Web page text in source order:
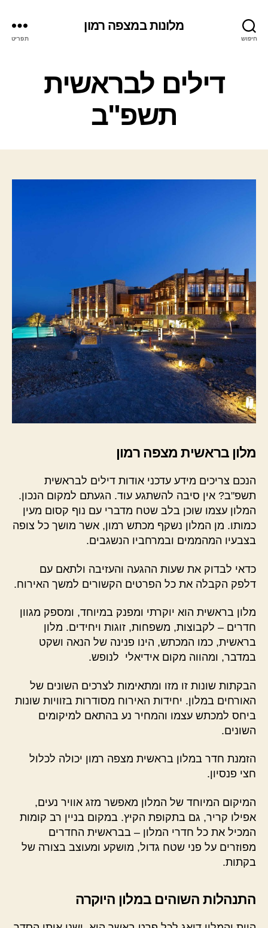
חיפוש
מלונות במצפה רמון
תפריט
ק
ט
ו
ר
ו
דילים לבראשית
תשפ"ב
מלון בראשית מצפה רמון
הנכם צריכים מידע עדכני אודות דילים לבראשית
תשפ"ב? אין סיבה להשתגע עוד. הגעתם למקום הנכון.
המלון עצמו שוכן בלב שטח מדברי עם נוף קסום מעין
כמותו. מן המלון נשקף מכתש רמון, אשר מושך כל צופה
בצבעיו המהממים ובמרחביו הנשגבים.
כדאי לבדוק את שעות ההגעה והעזיבה ולתאם עם
דלפק הקבלה את כל הפרטים הקשורים למשך האירוח.
מלון בראשית הוא יוקרתי ומפנק במיוחד, ומספק מגוון
חדרים – לקבוצות, משפחות, זוגות ויחידים. מלון
בראשית, כמו המכתש, הינו פנינה של הנאה ושקט
במדבר, ומהווה מקום אידיאלי לנופש.
הבקתות שונות זו מזו ומתאימות לצרכים השונים של
האורחים במלון. יחידות האירוח מסודרות בזוויות שונות
ביחס למכתש עצמו והמחיר נע בהתאם למיקומים
השונים.
הזמנת חדר במלון בראשית מצפה רמון יכולה לכלול
חצי פנסיון.
המיקום המיוחד של המלון מאפשר מזג אוויר נעים,
אפילו קריר, גם בתקופת הקיץ. במקום בניין רב קומות
המכיל את כל חדרי המלון – בבראשית החדרים
מפוזרים על פני שטח גדול, מושקע ומעוצב בצורה של
בקתות.
התנהלות השוהים במלון היוקרה